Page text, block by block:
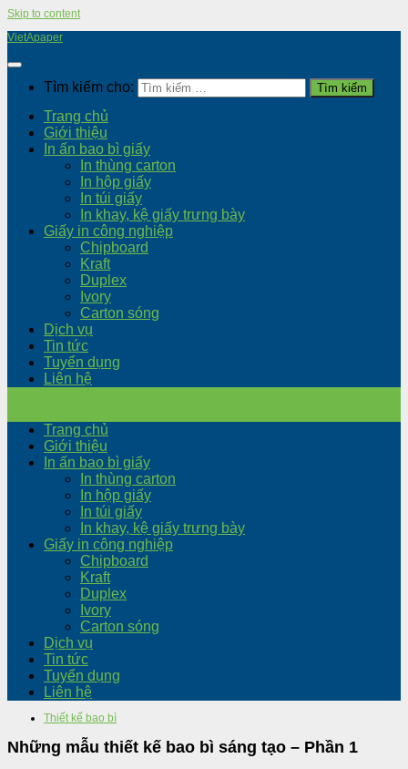
Skip to content
VietApaper
Tìm kiếm cho:
Trang chủ
Giới thiệu
In ấn bao bì giấy
In thùng carton
In hộp giấy
In túi giấy
In khay, kệ giấy trưng bày
Giấy in công nghiệp
Chipboard
Kraft
Duplex
Ivory
Carton sóng
Dịch vụ
Tin tức
Tuyển dụng
Liên hệ
Trang chủ
Giới thiệu
In ấn bao bì giấy
In thùng carton
In hộp giấy
In túi giấy
In khay, kệ giấy trưng bày
Giấy in công nghiệp
Chipboard
Kraft
Duplex
Ivory
Carton sóng
Dịch vụ
Tin tức
Tuyển dụng
Liên hệ
Thiết kế bao bì
Những mẫu thiết kế bao bì sáng tạo – Phần 1